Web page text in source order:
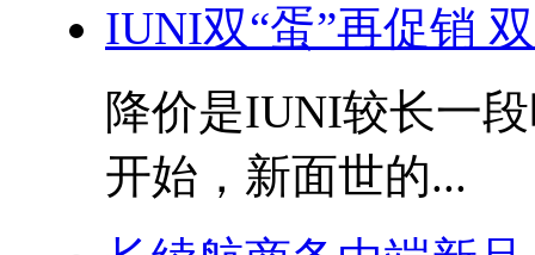
IUNI双“蛋”再促销
降价是IUNI较长一
开始，新面世的...